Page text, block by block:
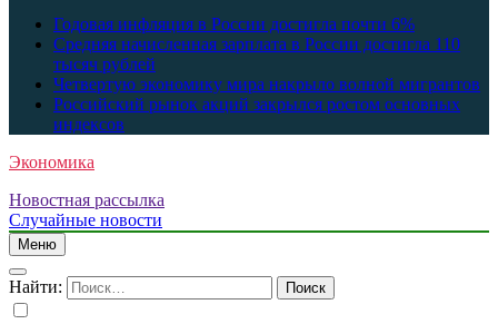
Годовая инфляция в России достигла почти 6%
Средняя начисленная зарплата в России достигла 110
тысяч рублей
Четвертую экономику мира накрыло волной мигрантов
Российский рынок акций закрылся ростом основных
индексов
Экономика
Новостная рассылка
Случайные новости
Меню
Найти: